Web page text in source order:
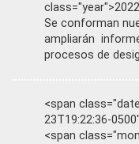
Se conforman
ampliarán
procesos de
<span
23T19:22:36-
<span